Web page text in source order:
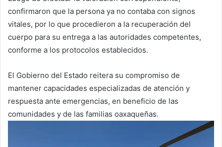
confirmaron que la persona ya no contaba con signos
vitales, por lo que procedieron a la recuperación del
cuerpo para su entrega a las autoridades competentes,
conforme a los protocolos establecidos.
El Gobierno del Estado reitera su compromiso de
mantener capacidades especializadas de atención y
respuesta ante emergencias, en beneficio de las
comunidades y de las familias oaxaqueñas.